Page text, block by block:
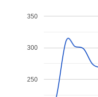
250
300
350